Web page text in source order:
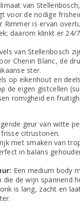
van
voor de nodige
Rimmer is ervan
daarom klinkt er 24/
van Stellenbosch
Chenin Blanc, de
ster.
op eikenhout en
de eigen gistcellen
romigheid en
geur van witte
citrustonen.
met smaken van
in balans
Een medium body
die de wijn spannend
is lang, zacht en